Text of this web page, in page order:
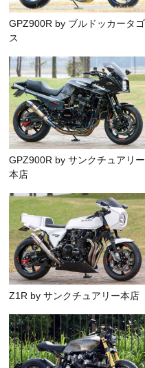
GPZ900R by ブルドッカータゴ
ス
GPZ900R by サンクチュアリー
本店
Z1R by サンクチュアリー本店